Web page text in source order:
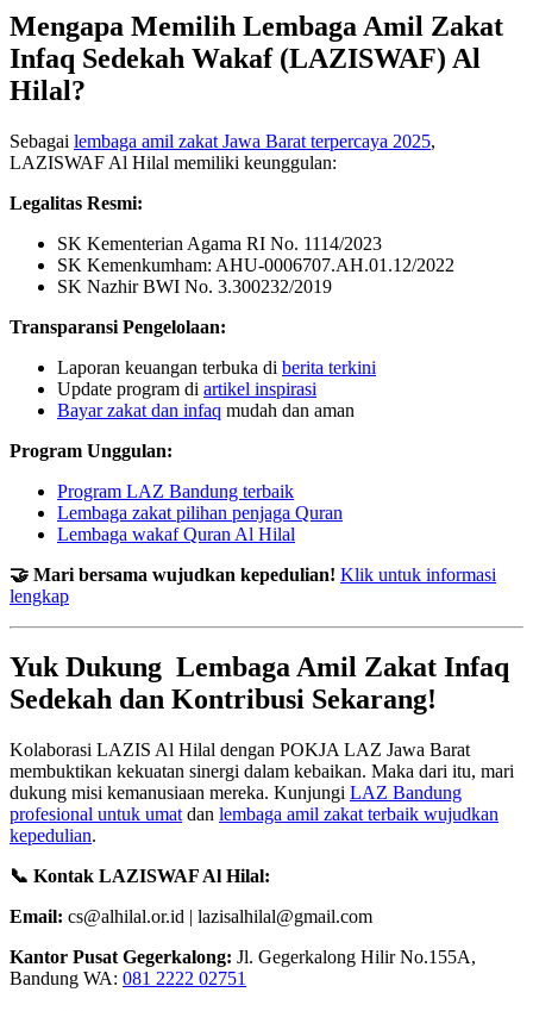
Mengapa Memilih Lembaga Amil Zakat
Infaq Sedekah Wakaf (LAZISWAF) Al
Hilal?
Sebagai lembaga amil zakat Jawa Barat terpercaya 2025,
LAZISWAF Al Hilal memiliki keunggulan:
Legalitas Resmi:
SK Kementerian Agama RI No. 1114/2023
SK Kemenkumham: AHU-0006707.AH.01.12/2022
SK Nazhir BWI No. 3.300232/2019
Transparansi Pengelolaan:
Laporan keuangan terbuka di berita terkini
Update program di artikel inspirasi
Bayar zakat dan infaq mudah dan aman
Program Unggulan:
Program LAZ Bandung terbaik
Lembaga zakat pilihan penjaga Quran
Lembaga wakaf Quran Al Hilal
🤝 Mari bersama wujudkan kepedulian! Klik untuk informasi
lengkap
Yuk Dukung Lembaga Amil Zakat Infaq
Sedekah dan Kontribusi Sekarang!
Kolaborasi LAZIS Al Hilal dengan POKJA LAZ Jawa Barat
membuktikan kekuatan sinergi dalam kebaikan. Maka dari itu, mari
dukung misi kemanusiaan mereka. Kunjungi LAZ Bandung
profesional untuk umat dan lembaga amil zakat terbaik wujudkan
kepedulian.
📞 Kontak LAZISWAF Al Hilal:
Email: cs@alhilal.or.id | lazisalhilal@gmail.com
Kantor Pusat Gegerkalong: Jl. Gegerkalong Hilir No.155A,
Bandung WA: 081 2222 02751